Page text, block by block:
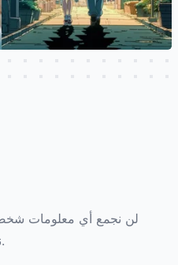
لن نجمع أي معلومات
نخزن نصك أو صورك.